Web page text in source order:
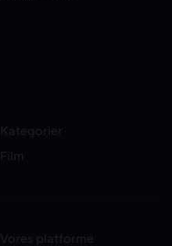
Kategorier
Film
Vores platforme